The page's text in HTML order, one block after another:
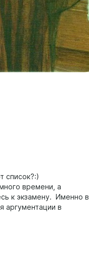
список?:)
времени, а
к экзамену. Именно в
аргументации в